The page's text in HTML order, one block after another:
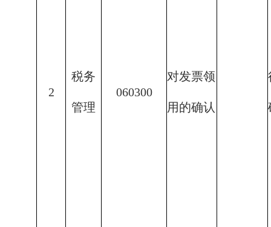
2
税务
管理
060300
对发票领
用的确认